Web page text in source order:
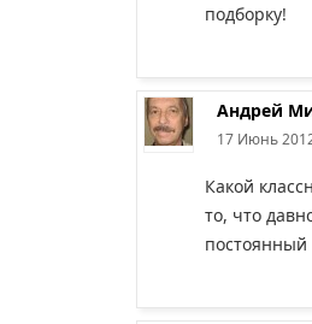
подборку!
Андрей
17 Июнь
Какой
то, что